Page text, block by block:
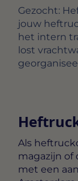
Gezocht:
jouw
het intern
lost
Als
magazijn
met een